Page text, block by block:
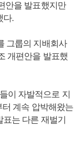
안을 발표했지만
다.
그룹의 지배회사
개편안을 발표했
이 자발적으로 지
계속 압박해왔는
는 다른 재벌기